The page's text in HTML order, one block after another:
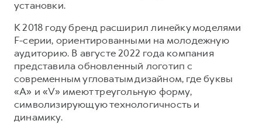
установки.
К 2018 году бренд расширил линейку моделями
F-серии, ориентированными на молодежную
аудиторию. В августе 2022 года компания
представила обновленный логотип с
современным угловатым дизайном, где буквы
«A» и «V» имеют треугольную форму,
символизирующую технологичность и
динамику.